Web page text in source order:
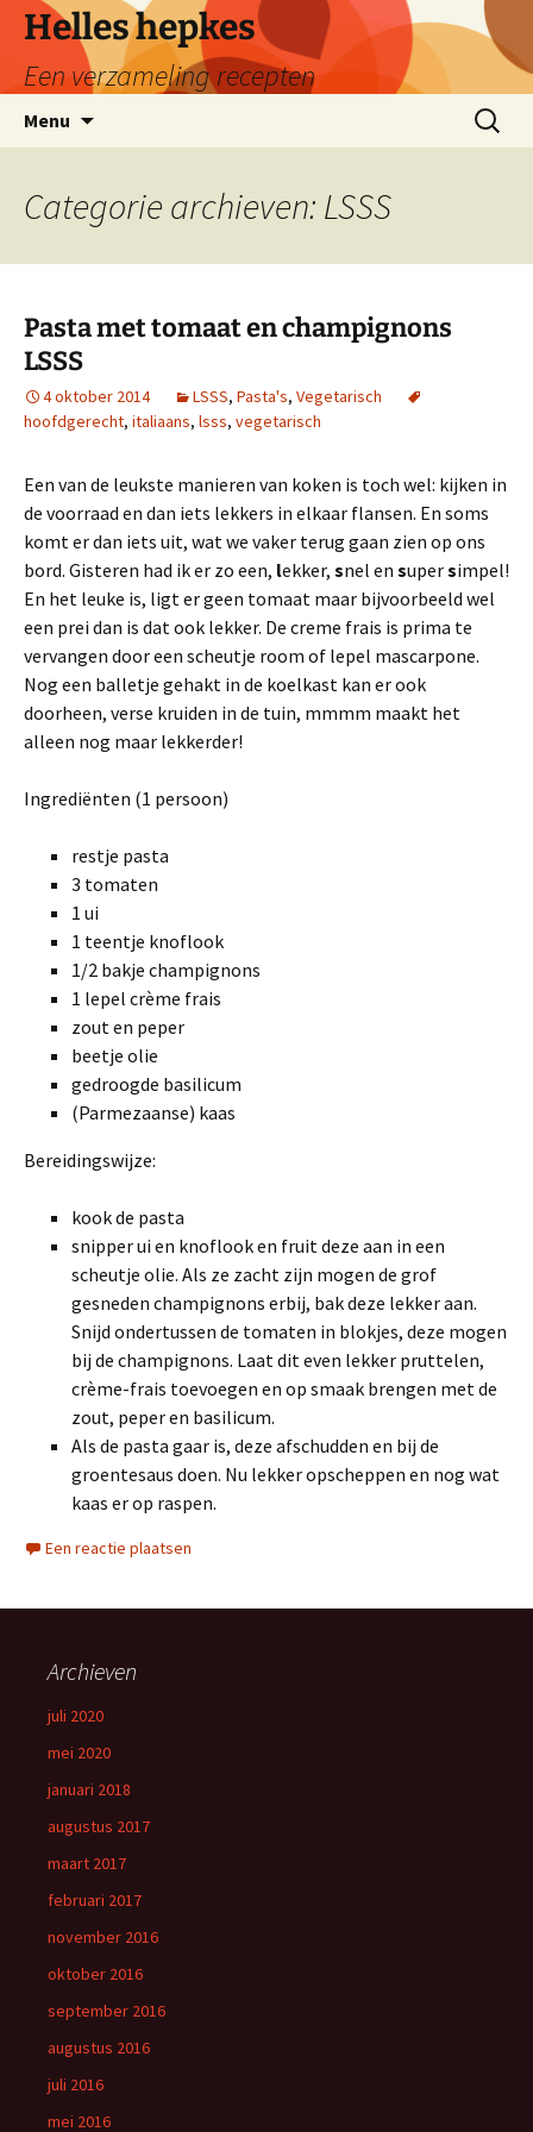
naar
inhoud
Helles hepkes
Een verzameling recepten
Menu
Zoeken
naar:
Categorie archieven: LSSS
Pasta met tomaat en champignons
LSSS
4 oktober 2014 LSSS, Pasta's, Vegetarisch
hoofdgerecht, italiaans, lsss, vegetarisch
Een van de leukste manieren van koken is toch wel: kijken in
de voorraad en dan iets lekkers in elkaar flansen. En soms
komt er dan iets uit, wat we vaker terug gaan zien op ons
bord. Gisteren had ik er zo een, lekker, snel en supersimpel!
En het leuke is, ligt er geen tomaat maar bijvoorbeeld wel
een prei dan is dat ook lekker. De creme frais is prima te
vervangen door een scheutje room of lepel mascarpone.
Nog een balletje gehakt in de koelkast kan er ook
doorheen, verse kruiden in de tuin, mmmm maakt het
alleen nog maar lekkerder!
Ingrediënten (1 persoon)
restje pasta
3 tomaten
1 ui
1 teentje knoflook
1/2 bakje champignons
1 lepel crème frais
zout en peper
beetje olie
gedroogde basilicum
(Parmezaanse) kaas
Bereidingswijze:
kook de pasta
snipper ui en knoflook en fruit deze aan in een
scheutje olie. Als ze zacht zijn mogen de grof
gesneden champignons erbij, bak deze lekker aan.
Snijd ondertussen de tomaten in blokjes, deze mogen
bij de champignons. Laat dit even lekker pruttelen,
crème-frais toevoegen en op smaak brengen met de
zout, peper en basilicum.
Als de pasta gaar is, deze afschudden en bij de
groentesaus doen. Nu lekker opscheppen en nog wat
kaas er op raspen.
Een reactie plaatsen
Archieven
juli 2020
mei 2020
januari 2018
augustus 2017
maart 2017
februari 2017
november 2016
oktober 2016
september 2016
augustus 2016
juli 2016
mei 2016